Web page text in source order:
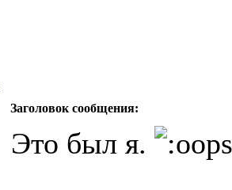
Заголовок сообщения:
Это был я.